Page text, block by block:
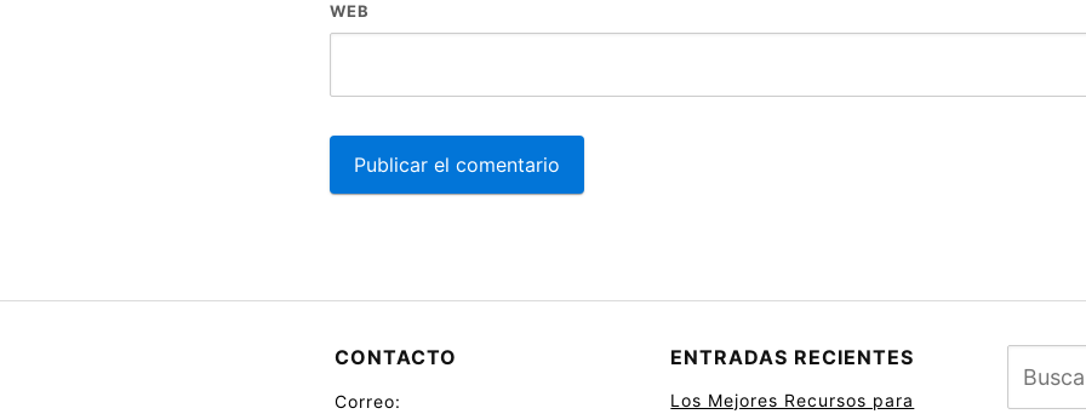
WEB
CONTACTO
Correo:
ENTRADAS RECIENTES
Los Mejores Recursos para